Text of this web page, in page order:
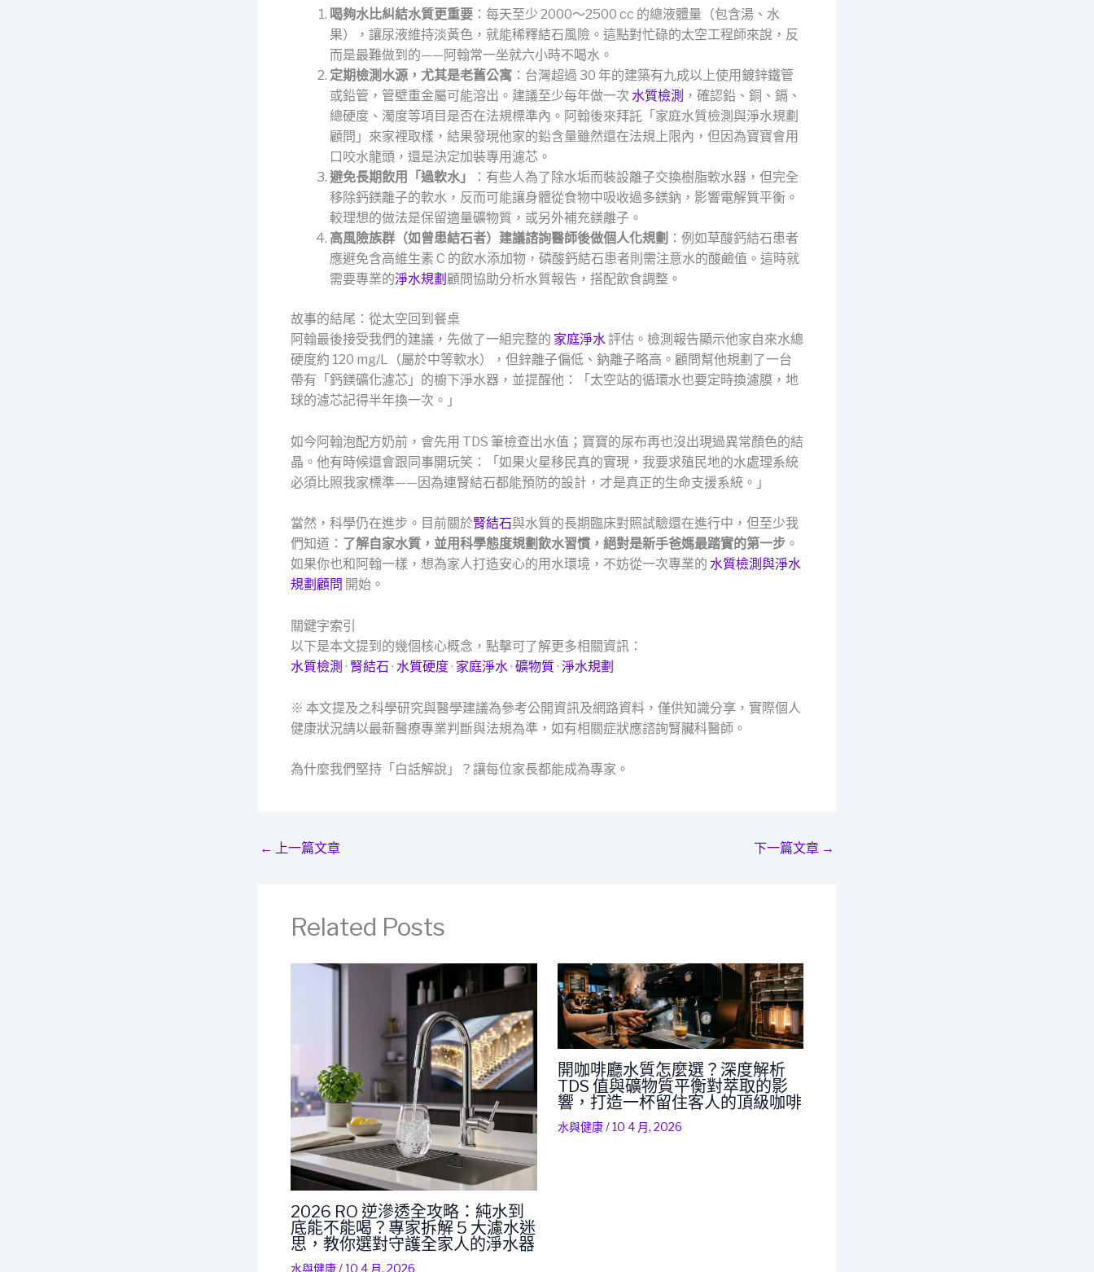
喝夠水比糾結水質更重要 ：每天至少 2000～2500 cc 的總液體量（包含湯、水
果），讓尿液維持淡黃色，就能稀釋結石風險。這點對忙碌的太空工程師來說，反
而是最難做到的——阿翰常一坐就六小時不喝水。
定期檢測水源，尤其是老舊公寓 ：台灣超過 30 年的建築有九成以上使用鍍鋅鐵管
或鉛管，管壁重金屬可能溶出。建議至少每年做一次 水質檢測 ，確認鉛、銅、鎘、
總硬度、濁度等項目是否在法規標準內。阿翰後來拜託「家庭水質檢測與淨水規劃
顧問」來家裡取樣，結果發現他家的鉛含量雖然還在法規上限內，但因為寶寶會用
口咬水龍頭，還是決定加裝專用濾芯。
避免長期飲用「過軟水」
：有些人為了除水垢而裝設離子交換樹脂軟水器，但完全
移除鈣鎂離子的軟水，反而可能讓身體從食物中吸收過多鎂鈉，影響電解質平衡。
較理想的做法是保留適量礦物質，或另外補充鎂離子。
高風險族群（如曾患結石者）建議諮詢醫師後做個人化規劃 ：例如草酸鈣結石患者
應避免含高維生素 C 的飲水添加物，磷酸鈣結石患者則需注意水的酸鹼值。這時就
需要專業的淨水規劃 顧問協助分析水質報告，搭配飲食調整。
故事的結尾：從太空回到餐桌
阿翰最後接受我們的建議，先做了一組完整的 家庭淨水評估。檢測報告顯示他家自來水總
硬度約 120 mg/L（屬於中等軟水），但鋅離子偏低、鈉離子略高。顧問幫他規劃了一台
帶有「鈣鎂礦化濾芯」的櫥下淨水器，並提醒他：「太空站的循環水也要定時換濾膜，地
球的濾芯記得半年換一次。」
如今阿翰泡配方奶前，會先用 TDS 筆檢查出水值；寶寶的尿布再也沒出現過異常顏色的結
晶。他有時候還會跟同事開玩笑：「如果火星移民真的實現，我要求殖民地的水處理系統
必須比照我家標準——因為連腎結石都能預防的設計，才是真正的生命支援系統。」
當然，科學仍在進步。目前關於腎結石與水質的長期臨床對照試驗還在進行中，但至少我
們知道： 了解自家水質，並用科學態度規劃飲水習慣，絕對是新手爸媽最踏實的第一步 。
如果你也和阿翰一樣，想為家人打造安心的用水環境，不妨從一次專業的 水質檢測與淨水
規劃顧問 開始。
關鍵字索引
以下是本文提到的幾個核心概念，點擊可了解更多相關資訊：
水質檢測 · 腎結石 · 水質硬度· 家庭淨水· 礦物質· 淨水規劃
※ 本文提及之科學研究與醫學建議為參考公開資訊及網路資料，僅供知識分享，實際個人
健康狀況請以最新醫療專業判斷與法規為準，如有相關症狀應諮詢腎臟科醫師。
為什麼我們堅持「白話解說」？讓每位家長都能成為專家。
← 上一篇文章 下一篇文章 →
Related Posts
2026 RO 逆滲透全攻略：純水到
底能不能喝？專家拆解 5 大濾水迷
思，教你選對守護全家人的淨水器
水與健康/10 4 月, 2026
開咖啡廳水質怎麼選？深度解析
TDS 值與礦物質平衡對萃取的影
響，打造一杯留住客人的頂級咖啡
水與健康/10 4 月, 2026